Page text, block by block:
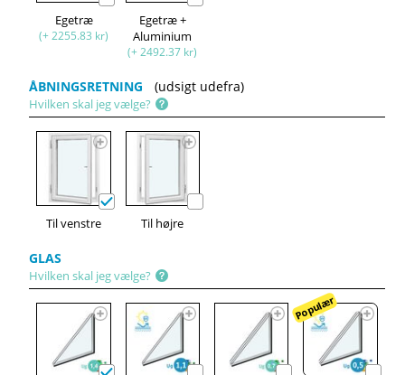
Egetræ
(+ 2255.83 kr)
Egetræ +
Aluminium
(+ 2492.37 kr)
ÅBNINGSRETNING (udsigt udefra)
Hvilken skal jeg vælge?
Til venstre Til højre
GLAS
Hvilken skal jeg vælge?
Populær